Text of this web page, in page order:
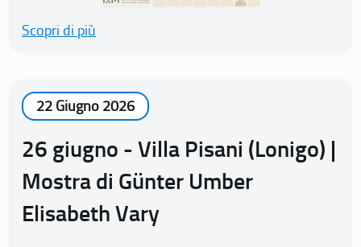
Scopri di più
22 Giugno 2026
26 giugno - Villa Pisani (Lonigo) |
Mostra di Günter Umber
Elisabeth Vary